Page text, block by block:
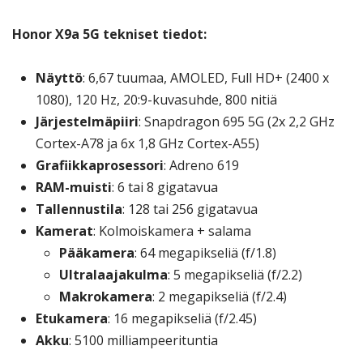
Honor X9a 5G tekniset tiedot:
Näyttö: 6,67 tuumaa, AMOLED, Full HD+ (2400 x
1080), 120 Hz, 20:9-kuvasuhde, 800 nitiä
Järjestelmäpiiri: Snapdragon 695 5G (2x 2,2 GHz
Cortex-A78 ja 6x 1,8 GHz Cortex-A55)
Grafiikkaprosessori: Adreno 619
RAM-muisti: 6 tai 8 gigatavua
Tallennustila: 128 tai 256 gigatavua
Kamerat: Kolmoiskamera + salama
Pääkamera: 64 megapikseliä (f/1.8)
Ultralaajakulma: 5 megapikseliä (f/2.2)
Makrokamera: 2 megapikseliä (f/2.4)
Etukamera: 16 megapikseliä (f/2.45)
Akku: 5100 milliampeerituntia